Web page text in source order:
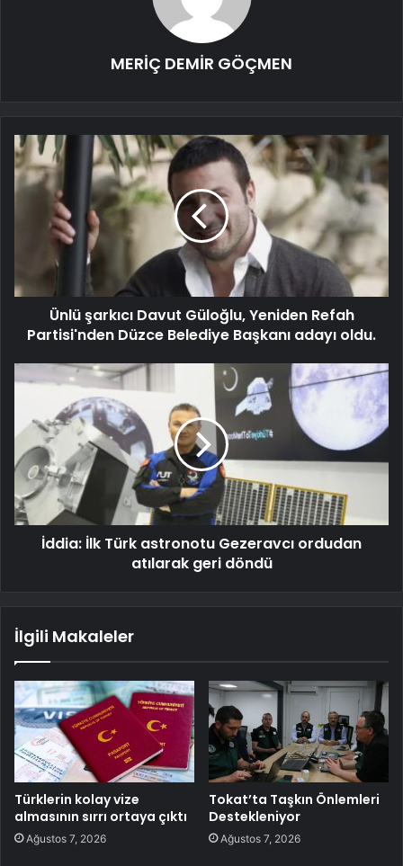
MERİÇ DEMİR GÖÇMEN
Ünlü şarkıcı Davut Güloğlu, Yeniden Refah
Partisi'nden Düzce Belediye Başkanı adayı oldu.
İddia: İlk Türk astronotu Gezeravcı ordudan
atılarak geri döndü
İlgili Makaleler
Türklerin kolay vize
almasının sırrı ortaya çıktı
Ağustos 7, 2026
Tokat’ta Taşkın Önlemleri
Destekleniyor
Ağustos 7, 2026